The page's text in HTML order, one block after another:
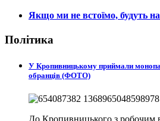
Якщо ми не встоїмо, будуть
Політика
У Кропивницькому приймали
обранців (ФОТО)
До Кропивницького з робочим